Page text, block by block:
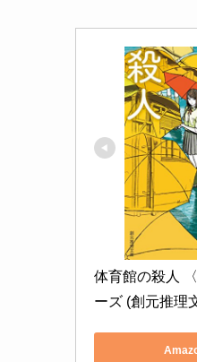
体育館の殺人
ーズ (創元推理